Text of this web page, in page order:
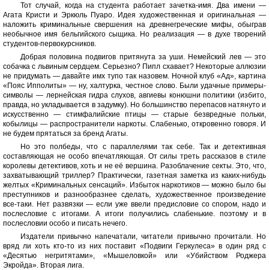
Тот случай, когда на студента работает зачетка-имя. Два имени —
Агата Кристи и Эркюль Пуаро. Идея художественная и оригинальная —
наложить криминальные свершения на древнегреческие мифы, обыграв
необычное имя бельгийского сыщика. Но реализация — в духе творений
студентов-первокурсников.
Добрая половина подвигов притянута за уши. Немейский лев — это
собачка с львиным сердцем. Серьезно? Пипл схавает? Некоторые аллюзии
не придумать — давайте имх тупо так назовем. Ночной клуб «Ад», картина
«Пояс Ипполиты» — ну, халтурка, честное слово. Были удачные примеры-
символы — лернейская гидра слухов, авгиевы конюшни политики (избито,
правда, но укладывается в задумку). Но большинство перепасов натянуто и
искусственно — стимфалийские птицы — старые безвредные польки,
кобылицы — распространители наркоты. Слабенько, откровенно говоря. И
не будем прятаться за бренд Агаты.
Но это полбеды, что с параллелями так себе. Так и детективная
составляющая не особо впечатляющая. От силы треть рассказов в стиле
королевы детективов, хоть и не её вершина. Разоблачение секты. Это, что,
захватывающий триллер? Практически, газетная заметка из каких-нибудь
желтых «Криминальных сенсаций». Избыток наркотиков — можно было бы
преступников и разнообразнее сделать, художественное произведение
все-таки. Нет развязки — если уже ввели предисловие со спором, надо и
послесловие с итогами. А итоги получились слабенькие. поэтому и в
послесловии особо и писать нечего.
Издатели привычно напечатали, читатели привычно прочитали. Но
вряд ли хоть кто-то из них поставит «Подвиги Геркулеса» в один ряд с
«Десятью негритятами», «Мышеловкой» или «Убийством Роджера
Экройда». Вторая лига.